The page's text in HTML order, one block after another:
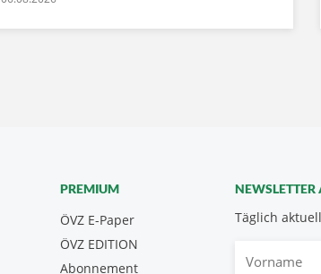
Täglich
PREMIUM
ÖVZ E-Paper
Abonnement
ÖVZ EDITION